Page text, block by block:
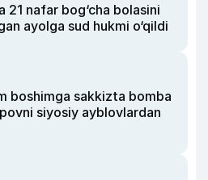
21 nafar bog‘cha bolasini
ayolga sud hukmi o‘qildi
boshimga sakkizta bomba
siyosiy ayblovlardan